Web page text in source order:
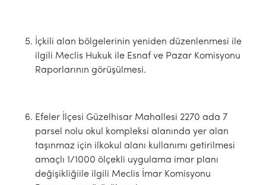
İçkili alan bölgelerinin yeniden düzenlenmesi ile
ilgili Meclis Hukuk ile Esnaf ve Pazar Komisyonu
Raporlarının görüşülmesi.
Efeler İlçesi Güzelhisar Mahallesi 2270 ada 7
parsel nolu okul kompleksi alanında yer alan
taşınmaz için ilkokul alanı kullanımı getirilmesi
amaçlı 1/1000 ölçekli uygulama imar planı
değişikliğiile ilgili Meclis İmar Komisyonu